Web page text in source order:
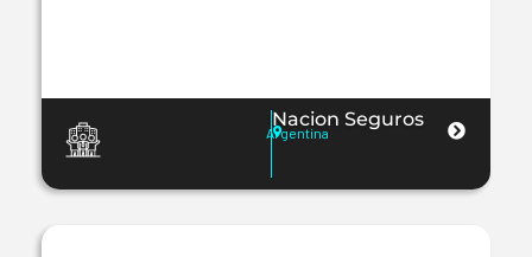
Nacion Seguros
Argentina